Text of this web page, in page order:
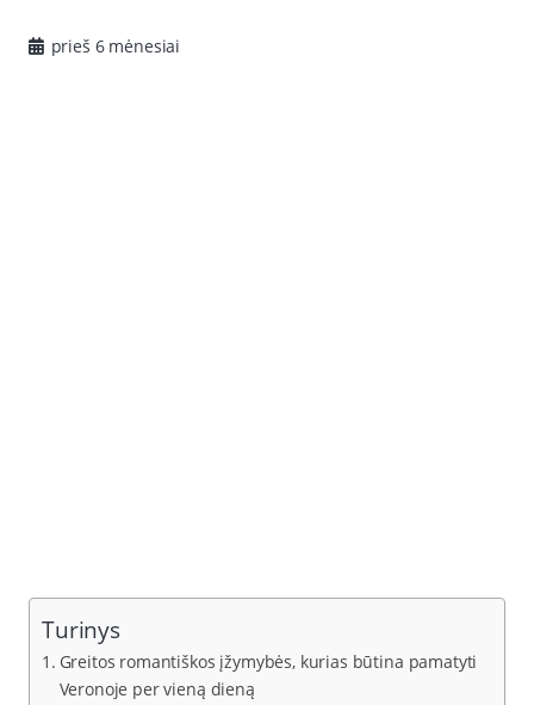
prieš 6 mėnesiai
Turinys
Greitos romantiškos įžymybės, kurias būtina pamatyti
Veronoje per vieną dieną